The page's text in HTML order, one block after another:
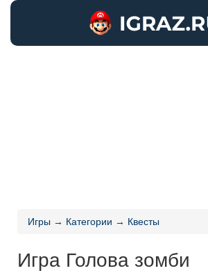
Игры → Категории → Квесты
Игра Голова зомби